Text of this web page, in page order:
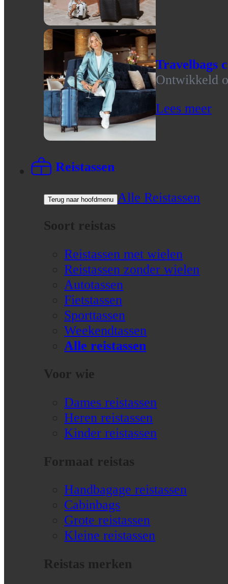
Travelbags
Ontwikkeld
Lees meer
Reistassen
Terug naar hoofdmenu
Alle Reistassen
Soort reistas
Reistassen met wielen
Reistassen zonder wielen
Autotassen
Fietstassen
Sporttassen
Weekendtassen
Alle reistassen
Voor wie
Dames reistassen
Heren reistassen
Kinder reistassen
Formaat reistas
Handbagage reistassen
Cabinbags
Grote reistassen
Kleine reistassen
Reistas merken